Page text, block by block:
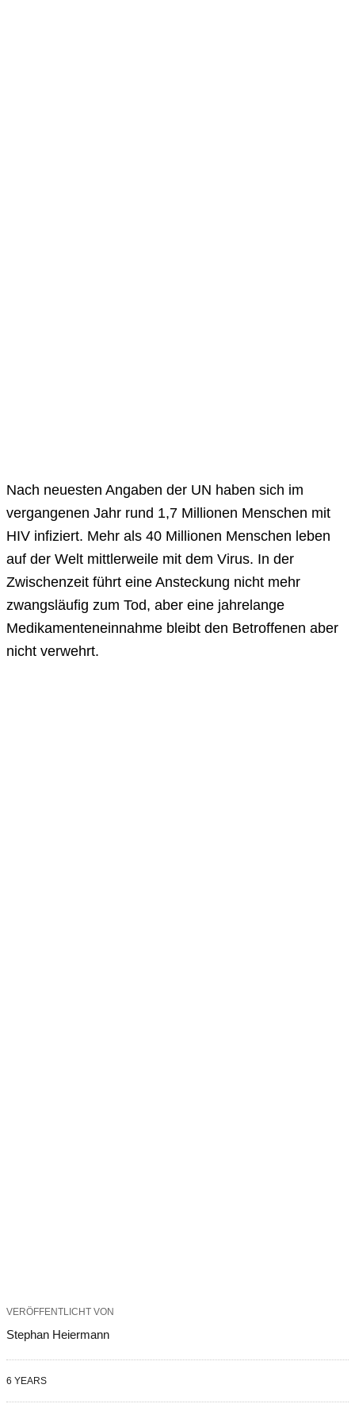
Nach neuesten Angaben der UN haben sich im
vergangenen Jahr rund 1,7 Millionen Menschen mit
HIV infiziert. Mehr als 40 Millionen Menschen leben
auf der Welt mittlerweile mit dem Virus. In der
Zwischenzeit führt eine Ansteckung nicht mehr
zwangsläufig zum Tod, aber eine jahrelange
Medikamenteneinnahme bleibt den Betroffenen aber
nicht verwehrt.
VERÖFFENTLICHT VON
Stephan Heiermann
6 YEARS